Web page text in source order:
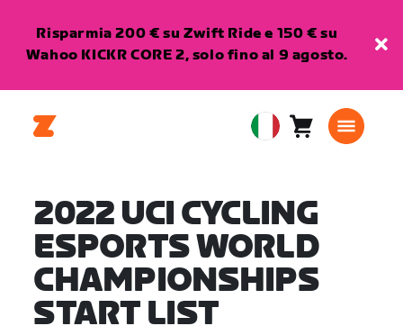
Risparmia 200 € su Zwift Ride e 150 € su
Wahoo KICKR CORE 2, solo fino al 9 agosto.
EuropeanCarrello0
2022 UCI CYCLING
ESPORTS WORLD
CHAMPIONSHIPS
START LIST